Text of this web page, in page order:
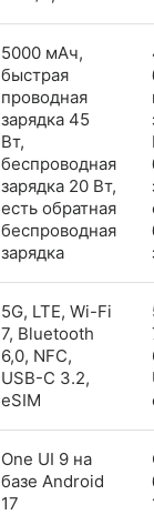
5000 мАч,
быстрая
проводная
зарядка 45
Вт,
беспроводная
зарядка 20 Вт,
есть обратная
беспроводная
зарядка
5G, LTE, Wi-Fi
7, Bluetooth
6,0, NFC,
USB-C 3.2,
eSIM
One UI 9 на
базе Android
17